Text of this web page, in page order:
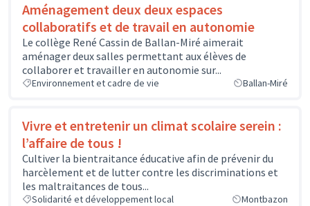
Aménagement deux deux espaces
collaboratifs et de travail en autonomie
Le collège René Cassin de Ballan-Miré aimerait
aménager deux salles permettant aux élèves de
collaborer et travailler en autonomie sur...
Environnement et cadre de vie Ballan-Miré
Vivre et entretenir un climat scolaire serein :
l’affaire de tous !
Cultiver la bientraitance éducative afin de prévenir du
harcèlement et de lutter contre les discriminations et
les maltraitances de tous...
Solidarité et développement local Montbazon